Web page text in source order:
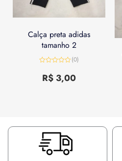
Calça preta adidas
tamanho 2
de
(0)
R$3,00